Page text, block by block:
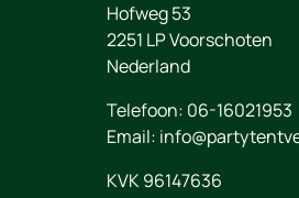
Hofweg 53
2251 LPVoorschoten
Nederland
Telefoon: 06-16021953
Email:
KVK 96147636